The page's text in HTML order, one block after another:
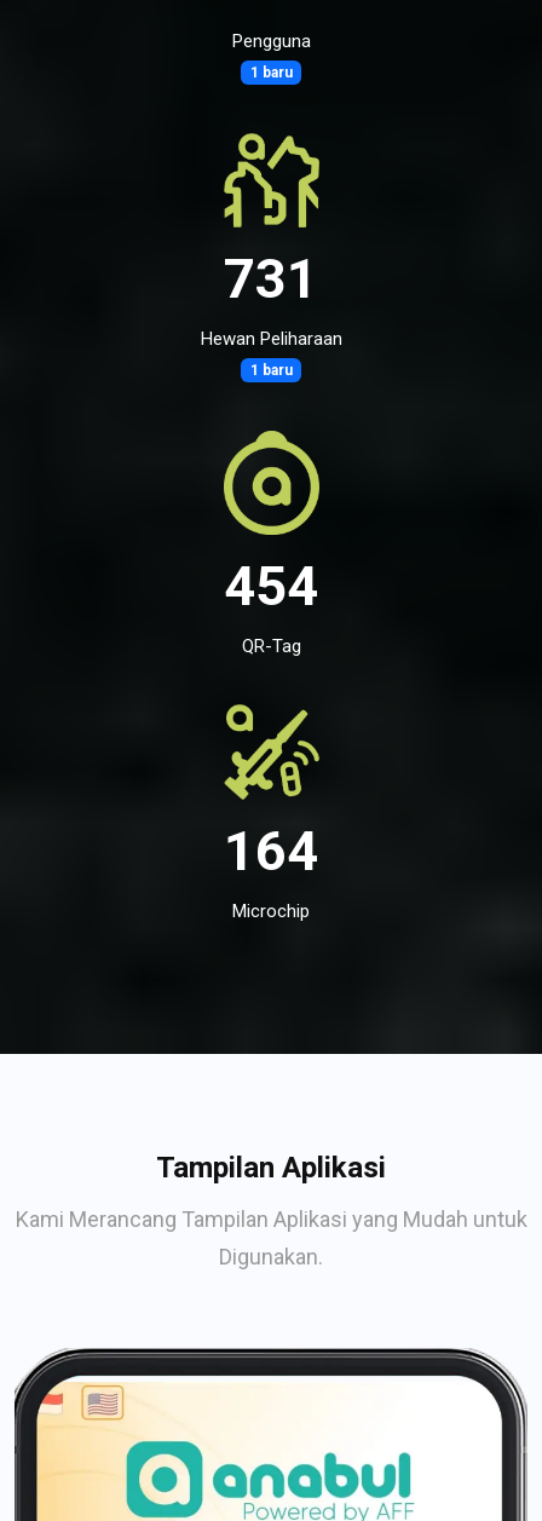
Pengguna
1 baru
731
Hewan Peliharaan
1 baru
454
QR-Tag
164
Microchip
Tampilan Aplikasi
Kami Merancang Tampilan Aplikasi yang Mudah untuk
Digunakan.